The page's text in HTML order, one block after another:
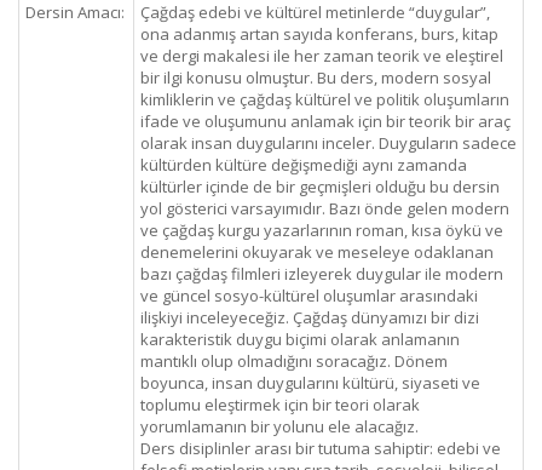
Dersin Amacı:
Çağdaş edebi ve kültürel metinlerde “duygular”,
ona adanmış artan sayıda konferans, burs, kitap
ve dergi makalesi ile her zaman teorik ve eleştirel
bir ilgi konusu olmuştur. Bu ders, modern sosyal
kimliklerin ve çağdaş kültürel ve politik oluşumların
ifade ve oluşumunu anlamak için bir teorik bir araç
olarak insan duygularını inceler. Duyguların sadece
kültürden kültüre değişmediği aynı zamanda
kültürler içinde de bir geçmişleri olduğu bu dersin
yol gösterici varsayımıdır. Bazı önde gelen modern
ve çağdaş kurgu yazarlarının roman, kısa öykü ve
denemelerini okuyarak ve meseleye odaklanan
bazı çağdaş filmleri izleyerek duygular ile modern
ve güncel sosyo-kültürel oluşumlar arasındaki
ilişkiyi inceleyeceğiz. Çağdaş dünyamızı bir dizi
karakteristik duygu biçimi olarak anlamanın
mantıklı olup olmadığını soracağız. Dönem
boyunca, insan duygularını kültürü, siyaseti ve
toplumu eleştirmek için bir teori olarak
yorumlamanın bir yolunu ele alacağız.
Ders disiplinler arası bir tutuma sahiptir: edebi ve